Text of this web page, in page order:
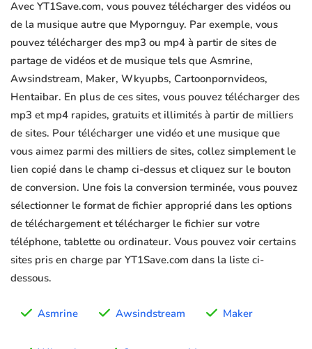
Avec YT1Save.com, vous pouvez télécharger des vidéos ou
de la musique autre que Mypornguy. Par exemple, vous
pouvez télécharger des mp3 ou mp4 à partir de sites de
partage de vidéos et de musique tels que Asmrine,
Awsindstream, Maker, Wkyupbs, Cartoonpornvideos,
Hentaibar. En plus de ces sites, vous pouvez télécharger des
mp3 et mp4 rapides, gratuits et illimités à partir de milliers
de sites. Pour télécharger une vidéo et une musique que
vous aimez parmi des milliers de sites, collez simplement le
lien copié dans le champ ci-dessus et cliquez sur le bouton
de conversion. Une fois la conversion terminée, vous pouvez
sélectionner le format de fichier approprié dans les options
de téléchargement et télécharger le fichier sur votre
téléphone, tablette ou ordinateur. Vous pouvez voir certains
sites pris en charge par YT1Save.com dans la liste ci-
dessous.
Asmrine Awsindstream Maker